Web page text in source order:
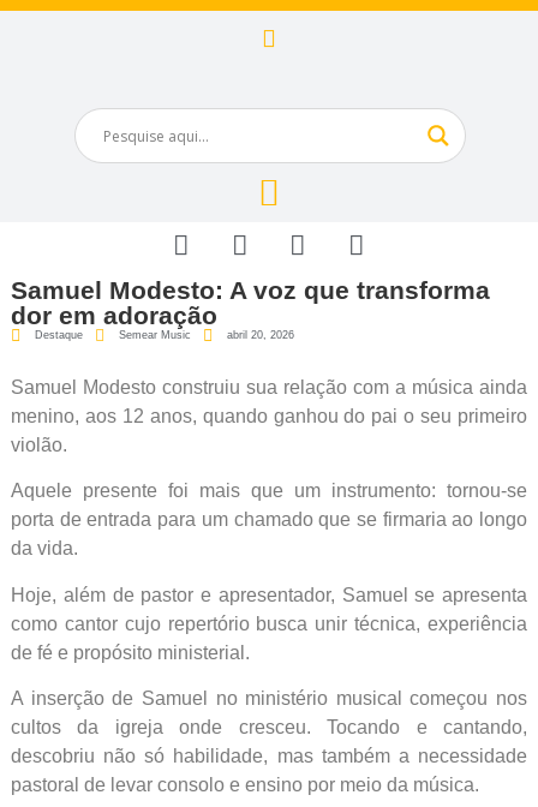
Samuel Modesto: A voz que transforma
dor em adoração
Destaque Semear Music abril 20, 2026
Samuel Modesto construiu sua relação com a música ainda
menino, aos 12 anos, quando ganhou do pai o seu primeiro
violão.
Aquele presente foi mais que um instrumento: tornou-se
porta de entrada para um chamado que se firmaria ao longo
da vida.
Hoje, além de pastor e apresentador, Samuel se apresenta
como cantor cujo repertório busca unir técnica, experiência
de fé e propósito ministerial.
A inserção de Samuel no ministério musical começou nos
cultos da igreja onde cresceu. Tocando e cantando,
descobriu não só habilidade, mas também a necessidade
pastoral de levar consolo e ensino por meio da música.